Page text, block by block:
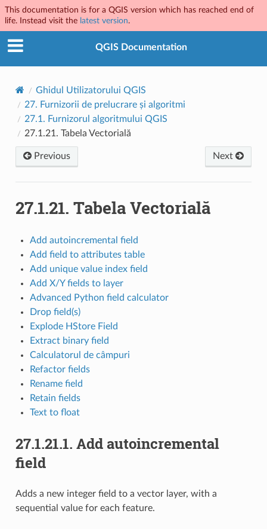
This documentation is for a QGIS version which has reached end of
life. Instead visit the latest version.
QGIS Documentation
Ghidul Utilizatorului QGIS
27. Furnizorii de prelucrare și algoritmi
27.1. Furnizorul algoritmului QGIS
27.1.21. Tabela Vectorială
Previous Next
27.1.21. Tabela Vectorială
Add autoincremental field
Add field to attributes table
Add unique value index field
Add X/Y fields to layer
Advanced Python field calculator
Drop field(s)
Explode HStore Field
Extract binary field
Calculatorul de câmpuri
Refactor fields
Rename field
Retain fields
Text to float
27.1.21.1. Add autoincremental
field
Adds a new integer field to a vector layer, with a
sequential value for each feature.